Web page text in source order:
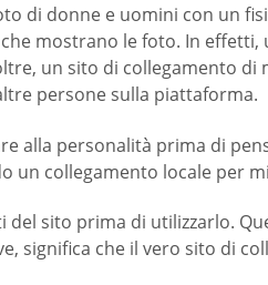
di donne e uomini con un
mostrano le foto. In
un sito di collegamento
persone sulla piattaforma.
alla personalità prima di
un collegamento locale
sito prima di utilizzarlo.
significa che il vero sito di